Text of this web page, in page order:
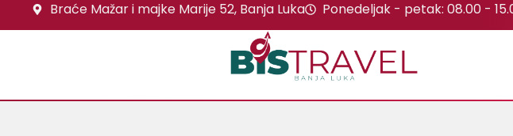
Braće Mažar i majke Marije 52, Banja Luka Ponedeljak - petak: 08.00 -